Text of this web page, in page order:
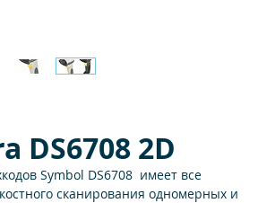
DS6708 2D
Symbol DS6708 имеет все
сканирования одномерных и